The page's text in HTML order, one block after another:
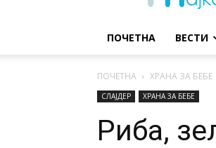
ПОЧЕТНА ВЕСТИ
ПОЧЕТНА ХРАНА ЗА БЕБЕ
СЛАЈДЕР ХРАНА ЗА БЕБЕ
Риба,